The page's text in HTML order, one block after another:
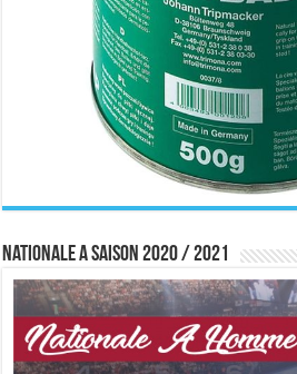
Nationale A saison 2020 / 2021